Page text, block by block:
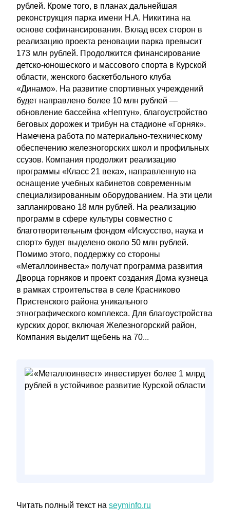
рублей. Кроме того, в планах дальнейшая
реконструкция парка имени Н.А. Никитина на
основе софинансирования. Вклад всех сторон в
реализацию проекта реновации парка превысит
173 млн рублей. Продолжится финансирование
детско-юношеского и массового спорта в Курской
области, женского баскетбольного клуба
«Динамо». На развитие спортивных учреждений
будет направлено более 10 млн рублей —
обновление бассейна «Нептун», благоустройство
беговых дорожек и трибун на стадионе «Горняк».
Намечена работа по материально-техническому
обеспечению железногорских школ и профильных
ссузов. Компания продолжит реализацию
программы «Класс 21 века», направленную на
оснащение учебных кабинетов современным
специализированным оборудованием. На эти цели
запланировано 18 млн рублей. На реализацию
программ в сфере культуры совместно с
благотворительным фондом «Искусство, наука и
спорт» будет выделено около 50 млн рублей.
Помимо этого, поддержку со стороны
«Металлоинвеста» получат программа развития
Дворца горняков и проект создания Дома кузнеца
в рамках строительства в селе Красниково
Пристенского района уникального
этнографического комплекса. Для благоустройства
курских дорог, включая Железногорский район,
Компания выделит щебень на 70...
Читать полный текст на seyminfo.ru